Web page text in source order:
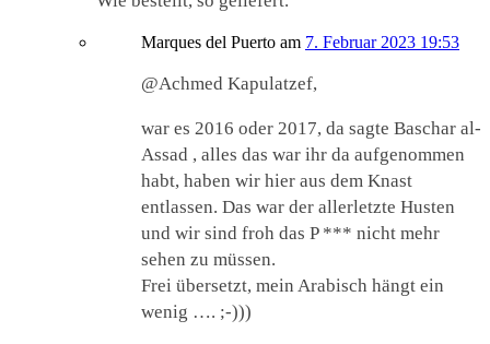
Marques del Puerto am 7. Februar 2023 19:53
@Achmed Kapulatzef,
war es 2016 oder 2017, da sagte Baschar al-
Assad , alles das war ihr da aufgenommen
habt, haben wir hier aus dem Knast
entlassen. Das war der allerletzte Husten
und wir sind froh das P *** nicht mehr
sehen zu müssen.
Frei übersetzt, mein Arabisch hängt ein
wenig …. ;-)))